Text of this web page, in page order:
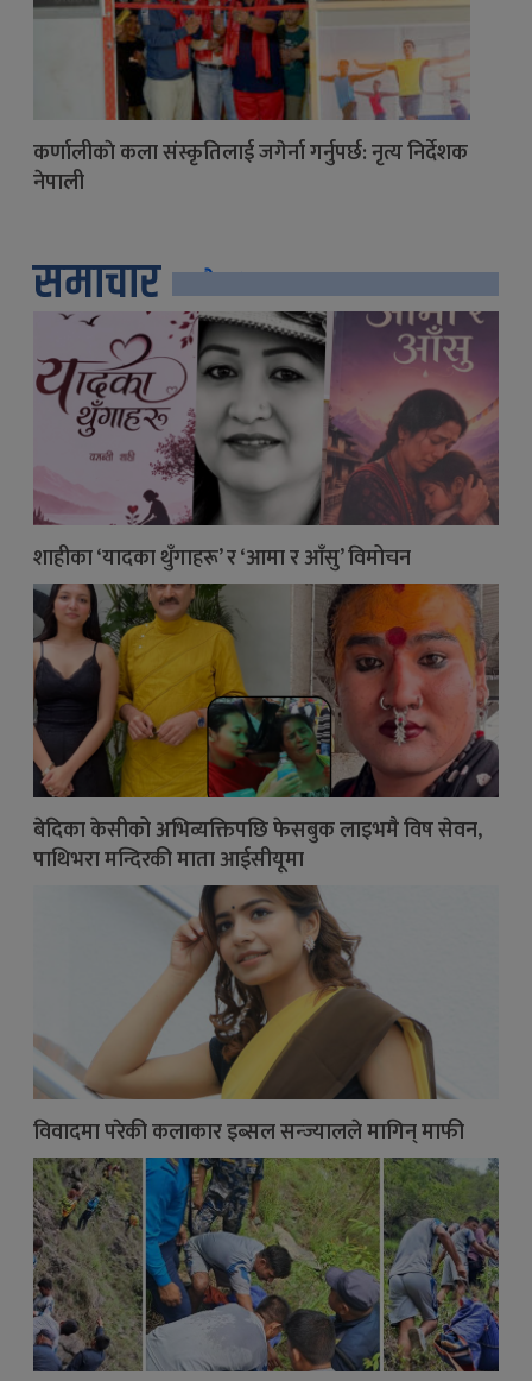
कर्णालीकाे कला संस्कृतिलाई जगेर्ना गर्नुपर्छ: नृत्य निर्देशक
नेपाली
समाचार सबै
शाहीका ‘यादका थुँगाहरू’ र ‘आमा र आँसु’ विमोचन
बेदिका केसीको अभिव्यक्तिपछि फेसबुक लाइभमै विष सेवन,
पाथिभरा मन्दिरकी माता आईसीयूमा
विवादमा परेकी कलाकार इब्सल सन्ज्यालले मागिन् माफी